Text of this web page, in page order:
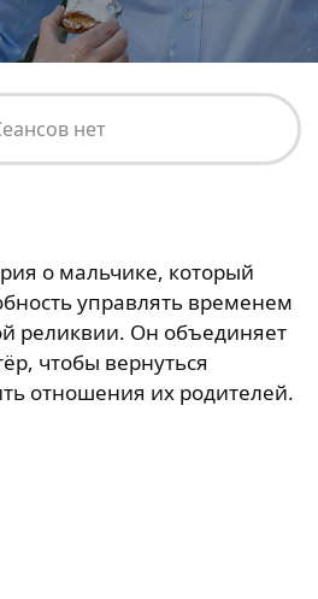
нет
о мальчике, который
управлять временем
реликвии. Он объединяет
чтобы вернуться
отношения их родителей.